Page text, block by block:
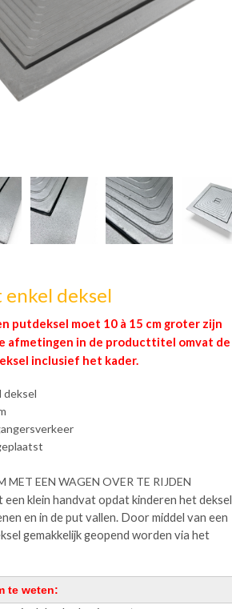
deksel
putdeksel moet 10 à 15 cm groter zijn
afmetingen in de producttitel omvat de
inclusief het kader.
deksel
MET EEN WAGEN OVER TE RIJDEN
een klein handvat opdat kinderen het deksel
en in de put vallen. Door middel van een
gemakkelijk geopend worden via het
te weten: